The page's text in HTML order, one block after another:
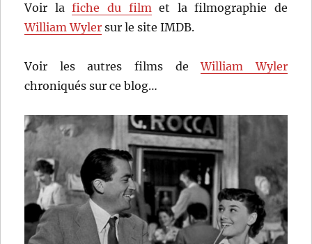
Voir lafiche du filmet la filmographie de
William Wyler sur le site IMDB.
Voir les autres films deWilliam Wyler
chroniqués sur ce blog…